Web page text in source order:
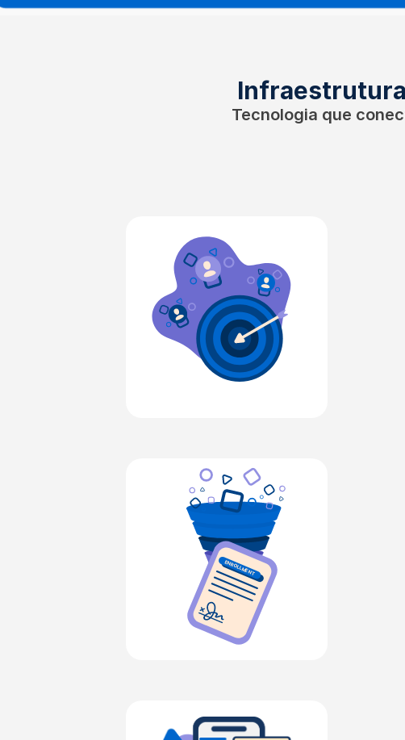
Tecnologia que